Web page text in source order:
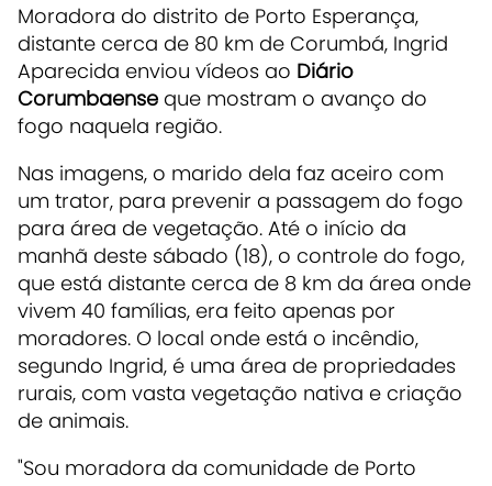
Moradora do distrito de Porto Esperança,
distante cerca de 80 km de Corumbá, Ingrid
Aparecida enviou vídeos ao Diário
Corumbaense que mostram o avanço do
fogo naquela região.
Nas imagens, o marido dela faz aceiro com
um trator, para prevenir a passagem do fogo
para área de vegetação. Até o início da
manhã deste sábado (18), o controle do fogo,
que está distante cerca de 8 km da área onde
vivem 40 famílias, era feito apenas por
moradores. O local onde está o incêndio,
segundo Ingrid, é uma área de propriedades
rurais, com vasta vegetação nativa e criação
de animais.
"Sou moradora da comunidade de Porto